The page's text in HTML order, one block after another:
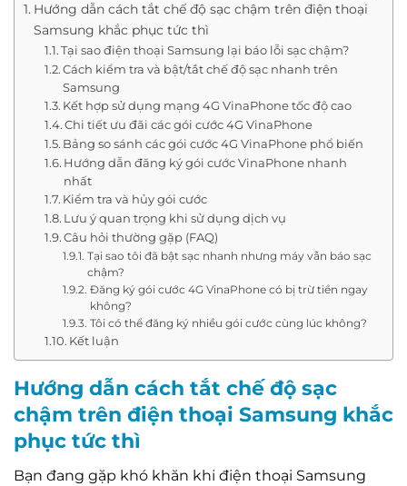
Hướng dẫn cách tắt chế độ sạc chậm trên điện thoại
Samsung khắc phục tức thì
Tại sao điện thoại Samsung lại báo lỗi sạc chậm?
Cách kiểm tra và bật/tắt chế độ sạc nhanh trên
Samsung
Kết hợp sử dụng mạng 4G VinaPhone tốc độ cao
Chi tiết ưu đãi các gói cước 4G VinaPhone
Bảng so sánh các gói cước 4G VinaPhone phổ biến
Hướng dẫn đăng ký gói cước VinaPhone nhanh
nhất
Kiểm tra và hủy gói cước
Lưu ý quan trọng khi sử dụng dịch vụ
Câu hỏi thường gặp (FAQ)
Tại sao tôi đã bật sạc nhanh nhưng máy vẫn báo sạc
chậm?
Đăng ký gói cước 4G VinaPhone có bị trừ tiền ngay
không?
Tôi có thể đăng ký nhiều gói cước cùng lúc không?
Kết luận
Hướng dẫn cách tắt chế độ sạc
chậm trên điện thoại Samsung khắc
phục tức thì
Bạn đang gặp khó khăn khi điện thoại Samsung